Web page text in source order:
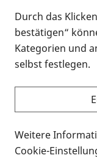
Vorlesen
Alle
Formaten an
Sie möchten
suchen und
können?
Thema
für blinde und
Durch das
bestätigen“
Kategorien und
selbst festlegen.
Weitere
Cookie-